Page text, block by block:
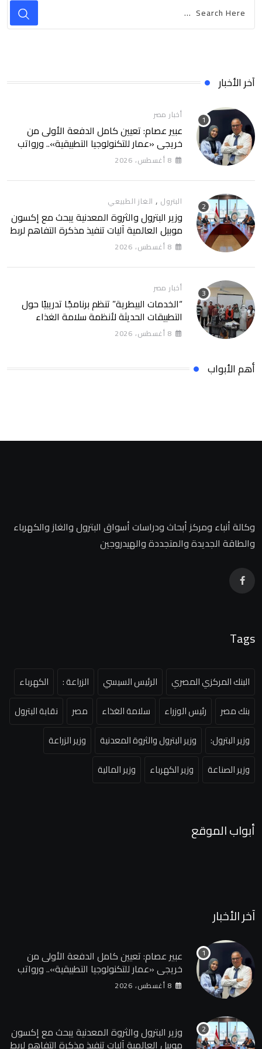
آخر الأخبار
أخبار مصر
عبير عصام: تعيين كامل الدفعة الأولى من
خريجي «عمار للتكنولوجيا التطبيقية».. ورواتب
تصل إلى 13 ألف جنيه
8 أغسطس، 2026
البترول , الغاز الطبيعي
وزير البترول والثروة المعدنية يبحث مع إكسون
موبيل العالمية آليات تنفيذ مذكرة التفاهم لربط
اكتشافات الشركة في قبرص بالبنية التحتية
المصرية
8 أغسطس، 2026
أخبار مصر
“الخدمات البيطرية” تنظم برنامجًا تدريبيًا حول
التطبيقات الحديثة لأنظمة سلامة الغذاء
8 أغسطس، 2026
أهم الأبواب
وكالة أنباء ومركز أبحاث ودراسات أسواق البترول والغاز والكهرباء
والطاقة الجديدة والمتجددة والهيدروجين
Tags
البنك المركزي المصري الرئيس السيسي الزراعة :
الكهرباء
بنك مصر
رئيس الوزراء سلامة الغذاء مصر
نقابة البترول
وزير البترول:
وزير البترول والثروة المعدنية
وزير الزراعة
وزير الصناعة
وزير الكهرباء وزير المالية
أبواب الموقع
آخر الأخبار
عبير عصام: تعيين كامل الدفعة الأولى من
خريجي «عمار للتكنولوجيا التطبيقية».. ورواتب
تصل إلى 13 ألف جنيه
8 أغسطس، 2026
وزير البترول والثروة المعدنية يبحث مع إكسون
موبيل العالمية آليات تنفيذ مذكرة التفاهم لربط